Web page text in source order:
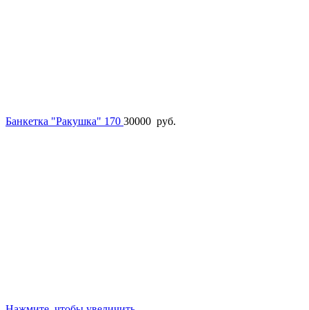
Банкетка "Ракушка" 170 30000 руб.